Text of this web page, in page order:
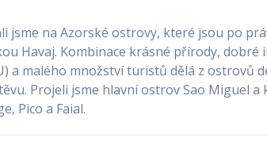
jsme na Azorské ostrovy, které jsou po
Havaj. Kombinace krásné přírody,
a malého množství turistů dělá z ostrovů
Projeli jsme hlavní ostrov Sao Miguel
Pico a Faial.